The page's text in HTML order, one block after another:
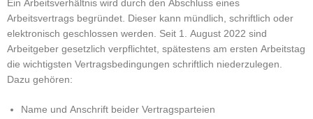
Ein Arbeitsverhältnis wird durch den Abschluss eines
Arbeitsvertrags begründet. Dieser kann mündlich, schriftlich oder
elektronisch geschlossen werden. Seit 1. August 2022 sind
Arbeitgeber gesetzlich verpflichtet, spätestens am ersten Arbeitstag
die wichtigsten Vertragsbedingungen schriftlich niederzulegen.
Dazu gehören:
Name und Anschrift beider Vertragsparteien